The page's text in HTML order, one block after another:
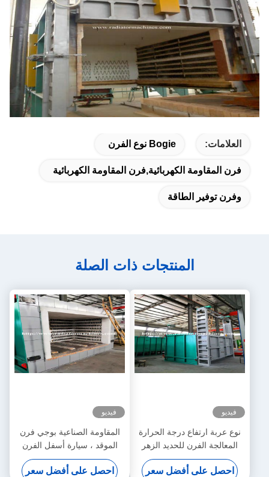
العلامات: Bogie نوع الفرن
فرن المقاومة الكهربائية,فرن المقاومة الكهربائية
وفرن توفير الطاقة
المنتجات ذات الصلة
فيديو
نوع عربة ارتفاع درجة الحرارة
المعالجة الفرن للحديد الزهر
شهادة CE
احصل على أفضل سعر
فيديو
المقاومة الصناعية بوجي فرن
الموقد ، سيارة أسفل الفرن
إمالة بوجي
احصل على أفضل سعر